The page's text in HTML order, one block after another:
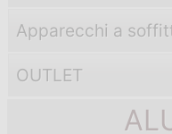
Apparecchi a
OUTLET